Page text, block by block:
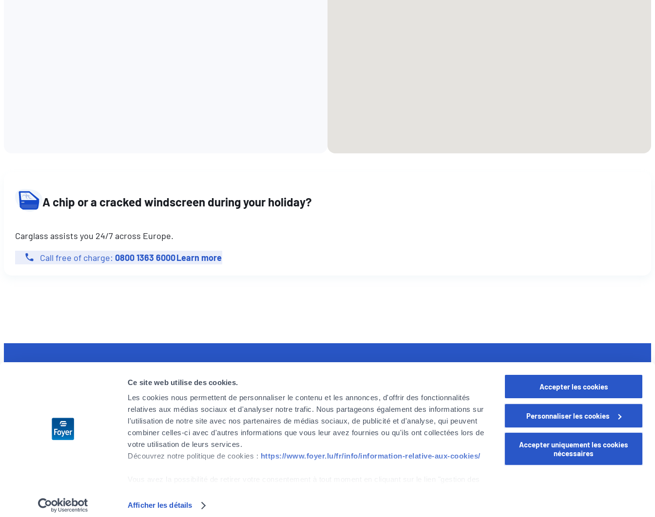
Ce site web utilise des cookies.
Les cookies nous permettent de personnaliser le contenu et les annonces, d'offrir des fonctionnalités
relatives aux médias sociaux et d'analyser notre trafic. Nous partageons également des informations sur
l'utilisation de notre site avec nos partenaires de médias sociaux, de publicité et d'analyse, qui peuvent
combiner celles-ci avec d'autres informations que vous leur avez fournies ou qu'ils ont collectées lors de
votre utilisation de leurs services.
Découvrez notre politique de cookies : https://www.foyer.lu/fr/info/information-relative-aux-cookies/
Afficher les détails
Accepter les cookies
Personnaliser les cookies
Accepter uniquement les cookies
nécessaires
A chip or a cracked windscreen during your holiday?
Carglass assists you 24/7 across Europe.
Call free of charge:0800 1363 6000Learn more
Simple and intuitive, it will facilitate your
health reimbursement procedures. You track
your claims in real time and are reassured by
the 24/7 emergency reminder.
We are looking for committed, effective and
enthusiastic employees, ready to take up the
challenges we face today and tomorrow. If
you wish to be part of the adventure, then
don’t delay.
12, rue Léon Laval,
L-3372 Leudelange
Currentlyclosed
Professional
Foyer in Belgium
Foyer Company
Career
Sitemap Privacy Legal notices General Terms and Conditions